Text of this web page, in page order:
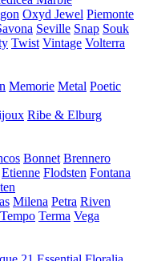
Oxyd Jewel Piemonte
Seville Snap Souk
Twist Vintage Volterra
Memorie Metal Poetic
Ribe & Elburg
Bonnet Brennero
Etienne Flodsten Fontana
Milena Petra Riven
Tempo Terma Vega